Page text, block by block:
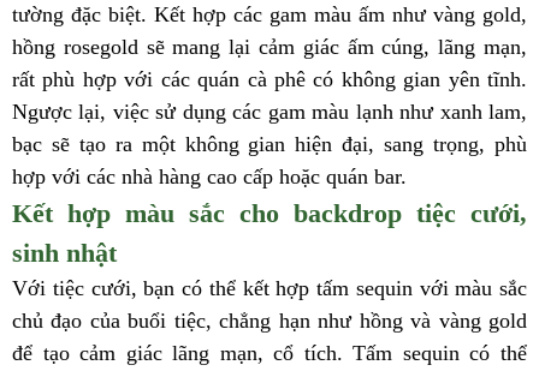
tường đặc biệt. Kết hợp các gam màu ấm như vàng gold,
hồng rosegold sẽ mang lại cảm giác ấm cúng, lãng mạn,
rất phù hợp với các quán cà phê có không gian yên tĩnh.
Ngược lại, việc sử dụng các gam màu lạnh như xanh lam,
bạc sẽ tạo ra một không gian hiện đại, sang trọng, phù
hợp với các nhà hàng cao cấp hoặc quán bar.
Kết hợp màu sắc cho backdrop tiệc cưới,
sinh nhật
Với tiệc cưới, bạn có thể kết hợp tấm sequin với màu sắc
chủ đạo của buổi tiệc, chẳng hạn như hồng và vàng gold
để tạo cảm giác lãng mạn, cổ tích. Tấm sequin có thể